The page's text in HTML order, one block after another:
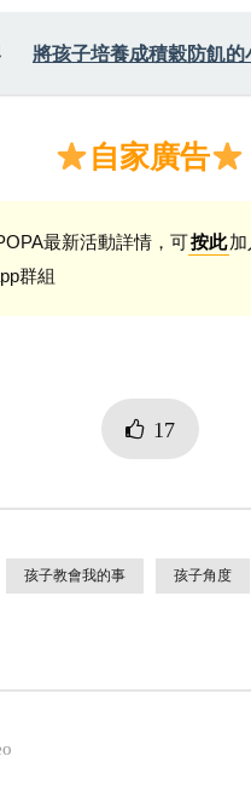
將孩子培養成積穀防飢的
自家廣告
最新活動詳情，可按此
群組
17
孩子教會我的事 孩子角度